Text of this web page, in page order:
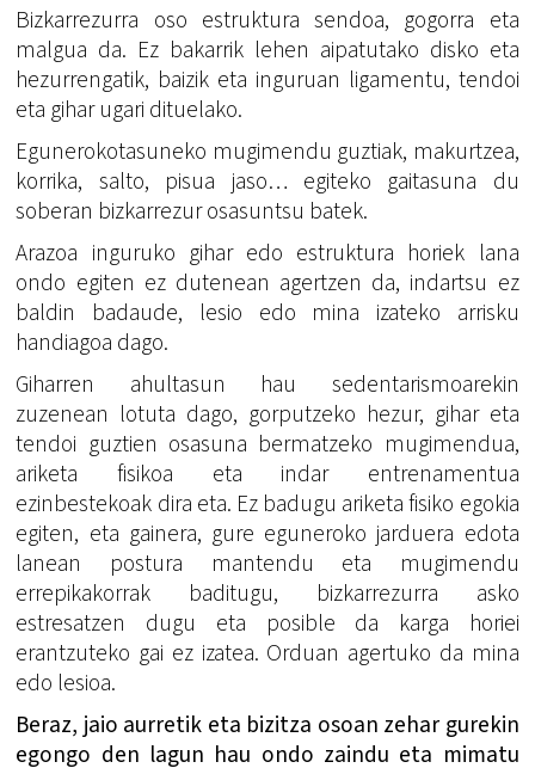
Bizkarrezurra oso estruktura sendoa, gogorra eta
malgua da. Ez bakarrik lehen aipatutako disko eta
hezurrengatik, baizik eta inguruan ligamentu, tendoi
eta gihar ugari dituelako.
Egunerokotasuneko mugimendu guztiak, makurtzea,
korrika, salto, pisua jaso… egiteko gaitasuna du
soberan bizkarrezur osasuntsu batek.
Arazoa inguruko gihar edo estruktura horiek lana
ondo egiten ez dutenean agertzen da, indartsu ez
baldin badaude, lesio edo mina izateko arrisku
handiagoa dago.
Giharren ahultasun hau sedentarismoarekin
zuzenean lotuta dago, gorputzeko hezur, gihar eta
tendoi guztien osasuna bermatzeko mugimendua,
ariketa fisikoa eta indar entrenamentua
ezinbestekoak dira eta. Ez badugu ariketa fisiko egokia
egiten, eta gainera, gure eguneroko jarduera edota
lanean postura mantendu eta mugimendu
errepikakorrak baditugu, bizkarrezurra asko
estresatzen dugu eta posible da karga horiei
erantzuteko gai ez izatea. Orduan agertuko da mina
edo lesioa.
Beraz, jaio aurretik eta bizitza osoan zehar gurekin
egongo den lagun hau ondo zaindu eta mimatu